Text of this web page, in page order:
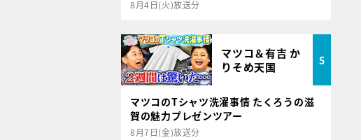
8月4日(火)放送分
マツコ＆有吉 か
りそめ天国
5
マツコのTシャツ洗濯事情 たくろうの滋
賀の魅力プレゼンツアー
8月7日(金)放送分